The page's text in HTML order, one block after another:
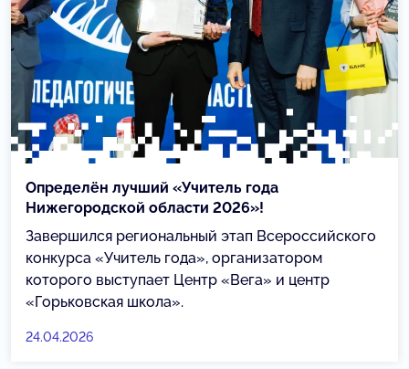
Определён лучший «Учитель года
Нижегородской области 2026»!
Завершился региональный этап Всероссийского
конкурса «Учитель года», организатором
которого выступает Центр «Вега» и центр
«Горьковская школа».
24.04.2026